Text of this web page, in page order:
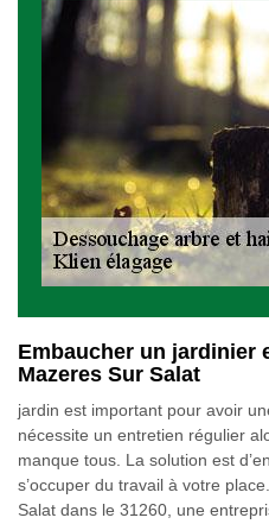
Embaucher un jardinier
Mazeres Sur Salat
jardin est important pour avoir
nécessite un entretien régulier
manque tous. La solution est
s’occuper du travail à votre
Salat dans le 31260, une